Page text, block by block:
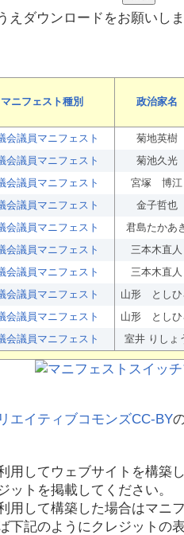
えダウンロードをお願いしま
マニフェスト種別 政治家名
会議員マニフェスト 菊地英樹
会議員マニフェスト 菊池久光
会議員マニフェスト 宮塚 博江
会議員マニフェスト 金子哲也
会議員マニフェスト 君島たかあ
会議員マニフェスト 三本木直人
会議員マニフェスト 三本木直人
会議員マニフェスト 山形 としひ
会議員マニフェスト 山形 としひ
会議員マニフェスト 室井 りしょ
エイティブコモンズCC-BY
用してウェブサイトを構築し
ットを掲載してください。
用して構築した場合はマニ
下記のようにクレジットの